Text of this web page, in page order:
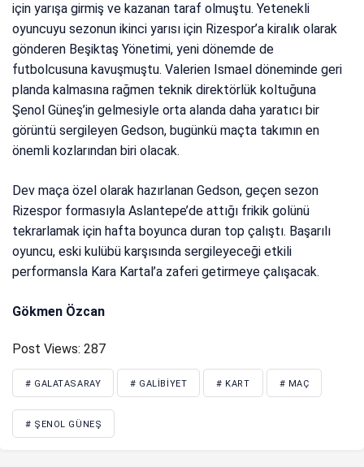
için yarışa girmiş ve kazanan taraf olmuştu. Yetenekli
oyuncuyu sezonun ikinci yarısı için Rizespor’a kiralık olarak
gönderen Beşiktaş Yönetimi, yeni dönemde de
futbolcusuna kavuşmuştu. Valerien Ismael döneminde geri
planda kalmasına rağmen teknik direktörlük koltuğuna
Şenol Güneş’in gelmesiyle orta alanda daha yaratıcı bir
görüntü sergileyen Gedson, bugünkü maçta takımın en
önemli kozlarından biri olacak.
Dev maça özel olarak hazırlanan Gedson, geçen sezon
Rizespor formasıyla Aslantepe’de attığı frikik golünü
tekrarlamak için hafta boyunca duran top çalıştı. Başarılı
oyuncu, eski kulübü karşısında sergileyeceği etkili
performansla Kara Kartal’a zaferi getirmeye çalışacak.
Gökmen Özcan
Post Views: 287
# GALATASARAY # GALIBIYET # KART # MAÇ
# ŞENOL GÜNEŞ